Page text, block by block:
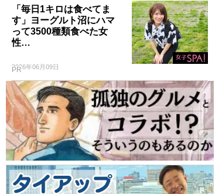
「毎日1キロは食べてま
す」ヨーグルト沼にハマ
って3500種類食べた女
性…
2026年06月09日
PR